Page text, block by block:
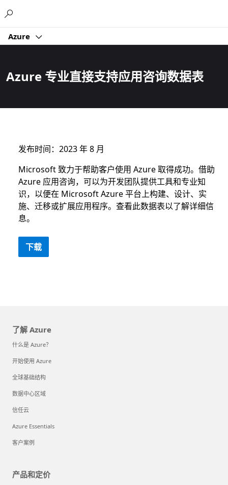
Azure
Azure 专业直接支持应用咨询数据表
发布时间：2023 年 8 月
Microsoft 致力于帮助客户使用 Azure 取得成功。借助
Azure 应用咨询，可以为开发团队提供工具和专业知
识，以便在 Microsoft Azure 平台上构建、设计、实
施、迁移或扩展应用程序。查看此数据表以了解详细信
息。
下载
了解 Azure
什么是 Azure？
开始使用 Azure
全球基础结构
数据中心区域
信任云
Azure Essentials
客户案例
产品和定价